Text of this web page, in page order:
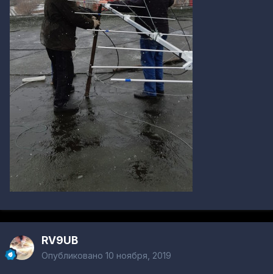
RV9UB
Опубликовано 10 ноября, 2019